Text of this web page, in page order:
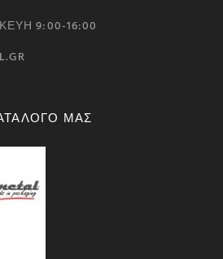
9:00-16:00
ΜΑΣ